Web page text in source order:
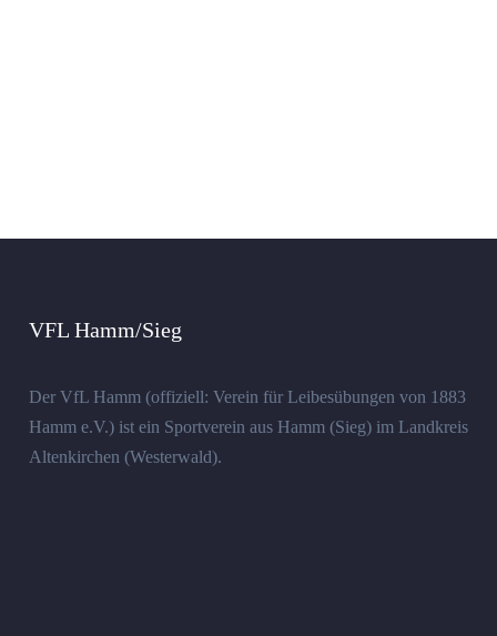
VFL Hamm/Sieg
Der VfL Hamm (offiziell: Verein für Leibesübungen von 1883
Hamm e.V.) ist ein Sportverein aus Hamm (Sieg) im Landkreis
Altenkirchen (Westerwald).